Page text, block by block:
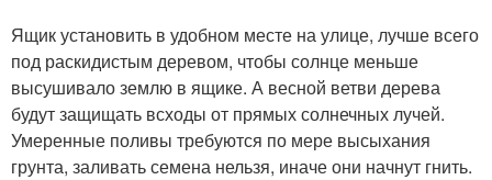
Ящик установить в удобном месте на улице, лучше всего
под раскидистым деревом, чтобы солнце меньше
высушивало землю в ящике. А весной ветви дерева
будут защищать всходы от прямых солнечных лучей.
Умеренные поливы требуются по мере высыхания
грунта, заливать семена нельзя, иначе они начнут гнить.